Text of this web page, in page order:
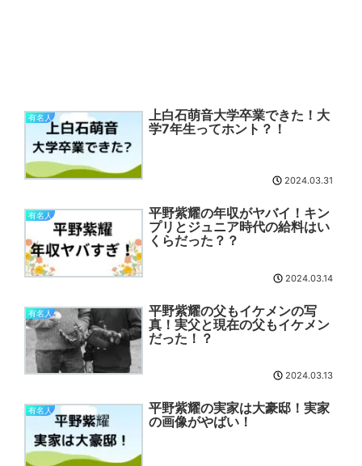
有名人
上白石萌音大学卒業できた！大
学7年生ってホント？！
2024.03.31
有名人
平野紫耀の年収がヤバイ！キン
プリとジュニア時代の給料はい
くらだった？？
2024.03.14
有名人
平野紫耀の父もイケメンの写
真！実父と現在の父もイケメン
だった！？
2024.03.13
有名人
平野紫耀の実家は大豪邸！実家
の画像がやばい！